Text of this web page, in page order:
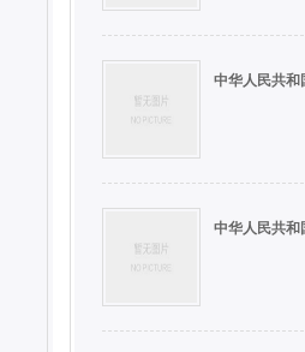
中华人民共和
中华人民共和